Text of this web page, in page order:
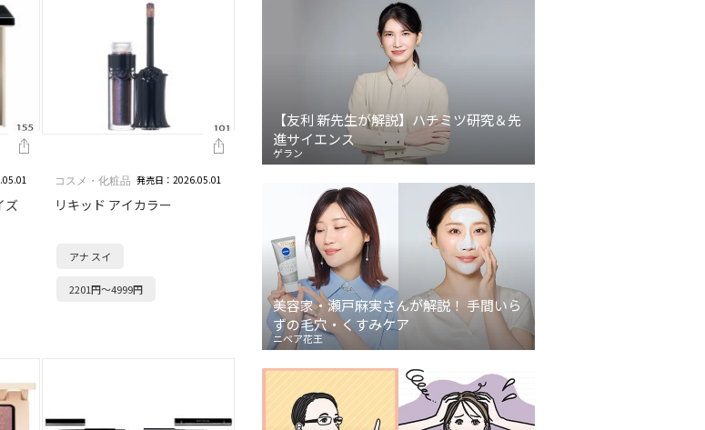
ズ
コスメ・化粧品 発売日：2026.05.01
リキッド アイカラー
アナ スイ
2201円～4999円
【友利 新先生が解説】ハチミツ研究＆先
進サイエンス
ゲラン
美容家・瀬戸麻実さんが解説！ 手間いら
ずの毛穴・くすみケア
ニベア花王